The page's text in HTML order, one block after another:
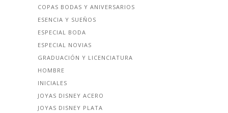
COPAS BODAS Y ANIVERSARIOS
ESENCIA Y SUEÑOS
ESPECIAL BODA
ESPECIAL NOVIAS
GRADUACIÓN Y LICENCIATURA
HOMBRE
INICIALES
JOYAS DISNEY ACERO
JOYAS DISNEY PLATA